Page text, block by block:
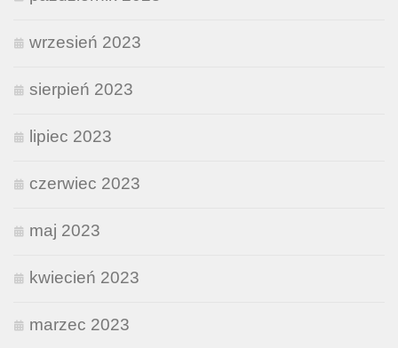
wrzesień 2023
sierpień 2023
lipiec 2023
czerwiec 2023
maj 2023
kwiecień 2023
marzec 2023